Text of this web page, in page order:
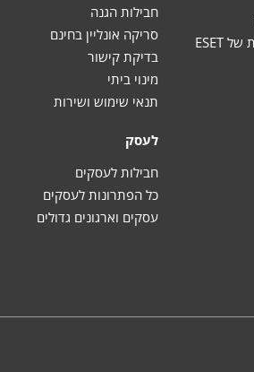
הנציגה הבלעדית של ESET
חבילות הגנה
סריקה אונליין בחינם
בדיקת קישור
מינוי ביתי
תנאי שימוש ושירות
לעסק
חבילות לעסקים
כל הפתרונות לעסקים
עסקים וארגונים גדולים